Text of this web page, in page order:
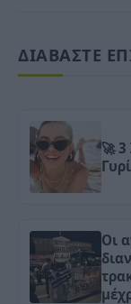
ΔΙΑΒΑΣΤΕ
🚀
Οι